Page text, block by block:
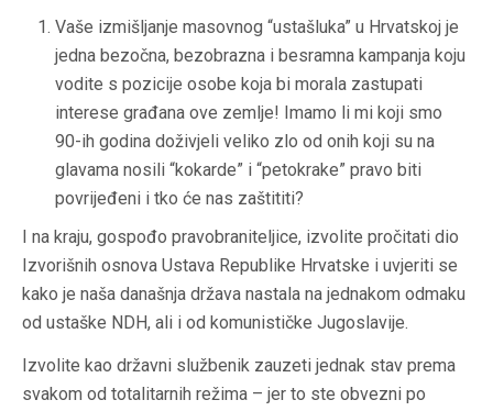
Vaše izmišljanje masovnog “ustašluka” u Hrvatskoj je
jedna bezočna, bezobrazna i besramna kampanja koju
vodite s pozicije osobe koja bi morala zastupati
interese građana ove zemlje! Imamo li mi koji smo
90-ih godina doživjeli veliko zlo od onih koji su na
glavama nosili “kokarde” i “petokrake” pravo biti
povrijeđeni i tko će nas zaštititi?
I na kraju, gospođo pravobraniteljice, izvolite pročitati dio
Izvorišnih osnova Ustava Republike Hrvatske i uvjeriti se
kako je naša današnja država nastala na jednakom odmaku
od ustaške NDH, ali i od komunističke Jugoslavije.
Izvolite kao državni službenik zauzeti jednak stav prema
svakom od totalitarnih režima – jer to ste obvezni po